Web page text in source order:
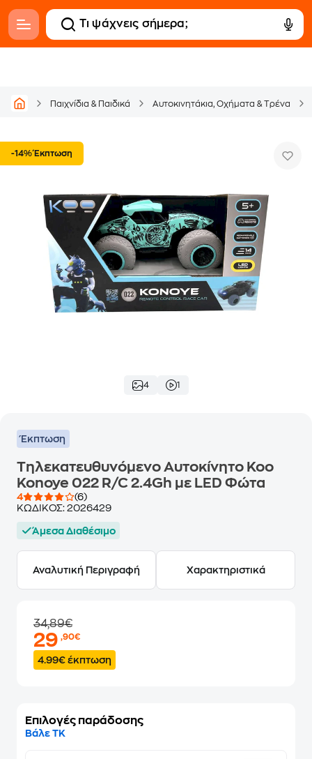
Παιχνίδια & Παιδικά Αυτοκινητάκια, Οχήματα & Tρένα
-14% Έκπτωση
4 1
Έκπτωση
Τηλεκατευθυνόμενο Αυτοκίνητο Koo
Konoye 022 R/C 2.4Gh με LED Φώτα
4
(6)
ΚΩΔΙΚΟΣ: 2026429
Άμεσα Διαθέσιμο
Αναλυτική Περιγραφή Χαρακτηριστικά
34,89€
29,90€
4.99€ έκπτωση
Επιλογές παράδοσης
Βάλε ΤΚ